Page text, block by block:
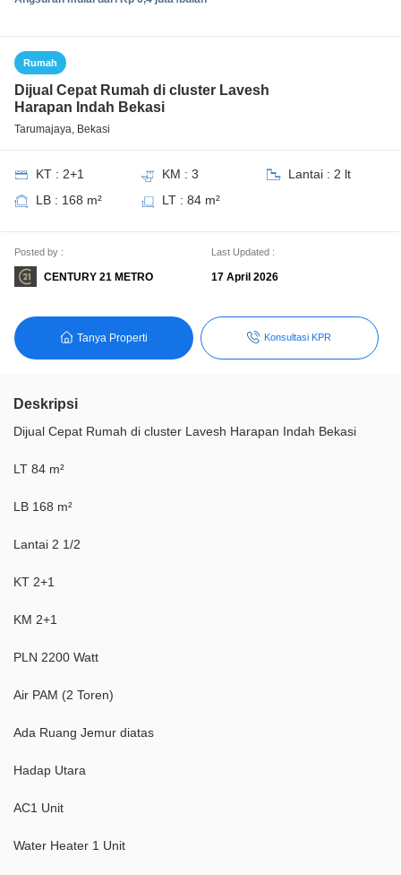
Rumah
Dijual Cepat Rumah di cluster Lavesh
Harapan Indah Bekasi
Tarumajaya, Bekasi
KT : 2+1 KM : 3
Lantai : 2 lt
LB : 168 m²
LT : 84 m²
Posted by :
CENTURY 21 METRO
Last Updated :
17 April 2026
Tanya Properti Konsultasi KPR
Deskripsi
Dijual Cepat Rumah di cluster Lavesh Harapan Indah Bekasi
LT 84 m²
LB 168 m²
Lantai 2 1/2
KT 2+1
KM 2+1
PLN 2200 Watt
Air PAM (2 Toren)
Ada Ruang Jemur diatas
Hadap Utara
AC1 Unit
Water Heater 1 Unit